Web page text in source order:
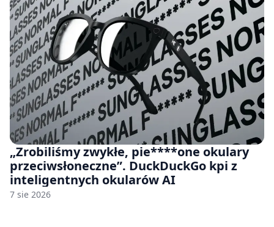
„Zrobiliśmy zwykłe, pie****one okulary
przeciwsłoneczne”. DuckDuckGo kpi z
inteligentnych okularów AI
7 sie 2026